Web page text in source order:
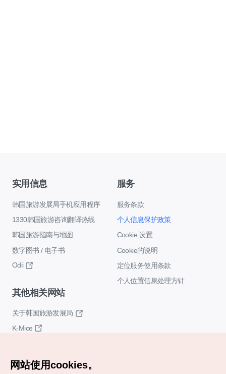
实用信息
韩国旅游发展局手机应用程序
1330韩国旅游咨询翻译热线
韩国旅游指南与地图
数字图书 / 电子书
Odii
服务
服务条款
个人信息保护政策
Cookie 设置
Cookie的说明
定位服务使用条款
个人位置信息处理方针
其他相关网站
关于韩国旅游发展局
K-Mice
网站使用cookies。